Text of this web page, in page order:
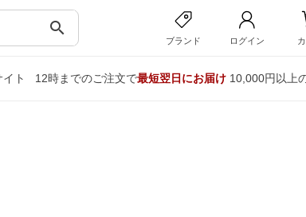
search
ブランド ログイン
ト 12時までのご注文で最短翌日にお届け10,000円以上